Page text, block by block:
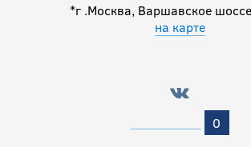
*г .Москва, Варшавское
на карте
0